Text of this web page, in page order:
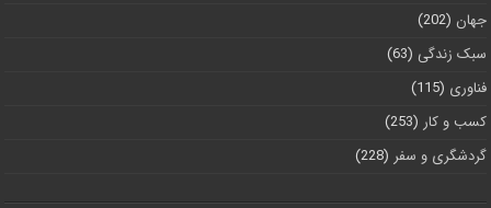
جهان (202)
سبک زندگی (63)
فناوری (115)
کسب و کار (253)
گردشگری و سفر (228)